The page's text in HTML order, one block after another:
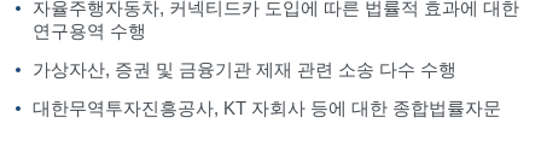
자율주행자동차, 커넥티드카 도입에 따른 법률적 효과에 대한
연구용역 수행
가상자산, 증권 및 금융기관 제재 관련 소송 다수 수행
대한무역투자진흥공사, KT 자회사 등에 대한 종합법률자문